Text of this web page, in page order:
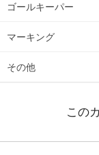
ゴールキーパー
マーキング
その他